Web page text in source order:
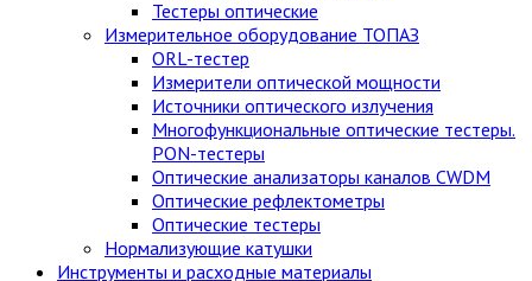
Тестеры оптические
Измерительное оборудование ТОПАЗ
ORL-тестер
Измерители оптической мощности
Источники оптического излучения
Многофункциональные оптические тестеры.
PON-тестеры
Оптические анализаторы каналов CWDM
Оптические рефлектометры
Оптические тестеры
Нормализующие катушки
Инструменты и расходные материалы